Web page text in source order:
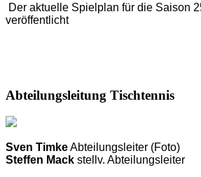
Der aktuelle Spielplan für die Saison
veröffentlicht
Abteilungsleitung Tischtennis
Sven TimkeAbteilungsleiter (Foto)
Steffen Mack stellv. Abteilungsleiter